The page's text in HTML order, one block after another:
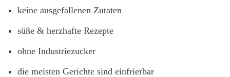
keine ausgefallenen Zutaten
süße & herzhafte Rezepte
ohne Industriezucker
die meisten Gerichte sind einfrierbar